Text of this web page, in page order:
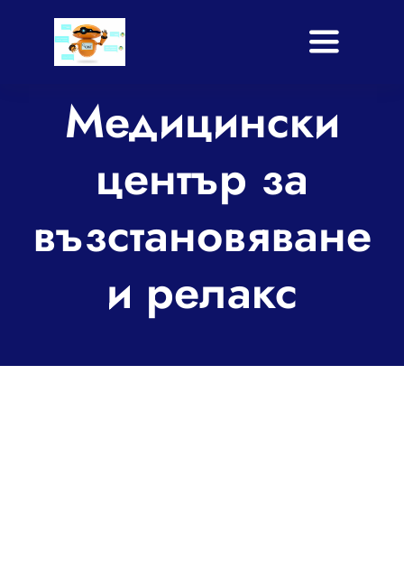
Toggle
Shop
Блог
За нас
Медицински
център за
възстановяване
и релакс